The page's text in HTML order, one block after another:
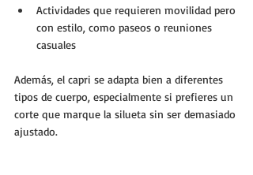
Actividades que requieren movilidad pero
con estilo, como paseos o reuniones
casuales
Además, el capri se adapta bien a diferentes
tipos de cuerpo, especialmente si prefieres un
corte que marque la silueta sin ser demasiado
ajustado.